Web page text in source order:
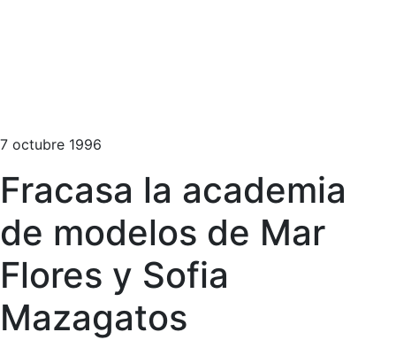
7 octubre 1996
Fracasa la academia
de modelos de Mar
Flores y Sofia
Mazagatos